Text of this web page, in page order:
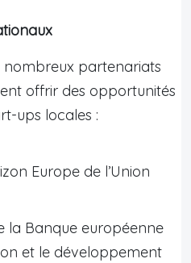
nombreux partenariats
offrir des opportunités
ups locales :
Europe de l’Union
la Banque européenne
et le développement